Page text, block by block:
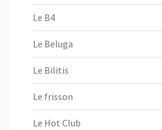
Le B4
Le Beluga
Le Bilitis
Le frisson
Le Hot Club